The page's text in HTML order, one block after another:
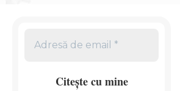
Citește cu mine